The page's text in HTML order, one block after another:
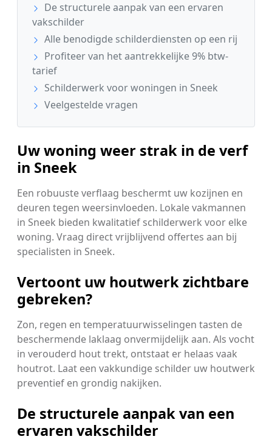
De structurele aanpak van een ervaren
vakschilder
Alle benodigde schilderdiensten op een rij
Profiteer van het aantrekkelijke 9% btw-
tarief
Schilderwerk voor woningen in Sneek
Veelgestelde vragen
Uw woning weer strak in de verf
in Sneek
Een robuuste verflaag beschermt uw kozijnen en
deuren tegen weersinvloeden. Lokale vakmannen
in Sneek bieden kwalitatief schilderwerk voor elke
woning. Vraag direct vrijblijvend offertes aan bij
specialisten in Sneek.
Vertoont uw houtwerk zichtbare
gebreken?
Zon, regen en temperatuurwisselingen tasten de
beschermende laklaag onvermijdelijk aan. Als vocht
in verouderd hout trekt, ontstaat er helaas vaak
houtrot. Laat een vakkundige schilder uw houtwerk
preventief en grondig nakijken.
De structurele aanpak van een
ervaren vakschilder